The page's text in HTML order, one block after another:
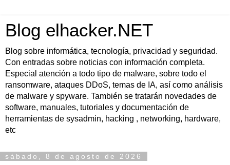
Blog elhacker.NET
Blog sobre informática, tecnología, privacidad y seguridad.
Con entradas sobre noticias con información completa.
Especial atención a todo tipo de malware, sobre todo el
ransomware, ataques DDoS, temas de IA, así como análisis
de malware y spyware. También se tratarán novedades de
software, manuales, tutoriales y documentación de
herramientas de sysadmin, hacking , networking, hardware,
etc
sábado, 8 de agosto de 2026